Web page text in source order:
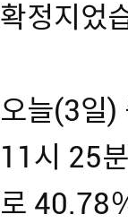
확정지었
오늘(3일)
11시 25
로 40.78